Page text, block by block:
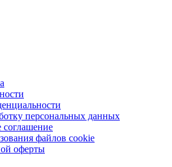
персональных данных
соглашение
файлов cookie
оферты